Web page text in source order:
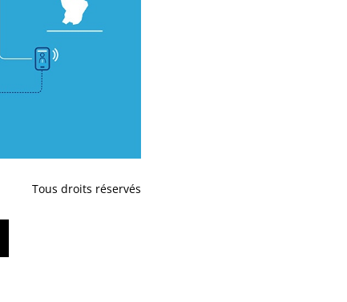
Tous droits réservés